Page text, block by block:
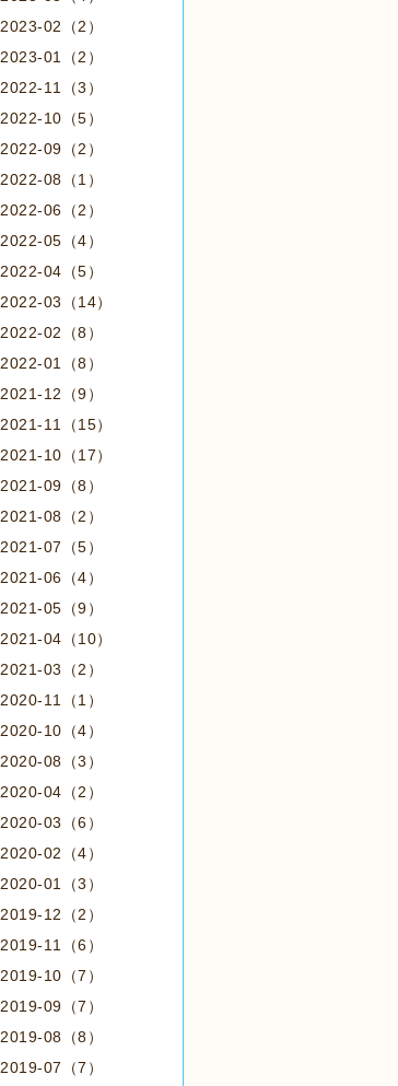
2023-02（2）
2023-01（2）
2022-11（3）
2022-10（5）
2022-09（2）
2022-08（1）
2022-06（2）
2022-05（4）
2022-04（5）
2022-03（14）
2022-02（8）
2022-01（8）
2021-12（9）
2021-11（15）
2021-10（17）
2021-09（8）
2021-08（2）
2021-07（5）
2021-06（4）
2021-05（9）
2021-04（10）
2021-03（2）
2020-11（1）
2020-10（4）
2020-08（3）
2020-04（2）
2020-03（6）
2020-02（4）
2020-01（3）
2019-12（2）
2019-11（6）
2019-10（7）
2019-09（7）
2019-08（8）
2019-07（7）